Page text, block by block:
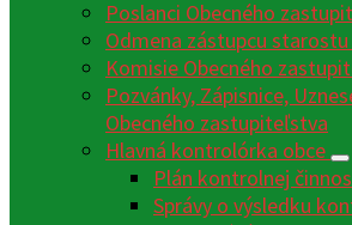
Poslanci Obecného
Odmena zástupcu
Komisie Obecného
Pozvánky, Zápisnice,
Obecného zastupiteľstva
Hlavná kontrolórka obce
Plán kontrolnej
Správy o výsledku